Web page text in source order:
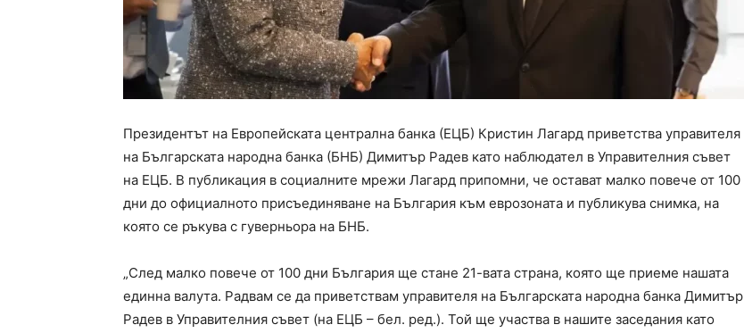
Президентът на Европейската централна банка (ЕЦБ) Кристин Лагард приветства управителя
на Българската народна банка (БНБ) Димитър Радев като наблюдател в Управителния съвет
на ЕЦБ. В публикация в социалните мрежи Лагард припомни, че остават малко повече от 100
дни до официалното присъединяване на България към еврозоната и публикува снимка, на
която се ръкува с гуверньора на БНБ.
„След малко повече от 100 дни България ще стане 21-вата страна, която ще приеме нашата
единна валута. Радвам се да приветствам управителя на Българската народна банка Димитър
Радев в Управителния съвет (на ЕЦБ – бел. ред.). Той ще участва в нашите заседания като